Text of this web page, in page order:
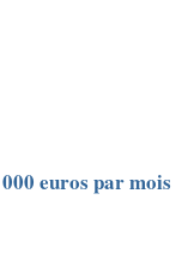
euros par mois